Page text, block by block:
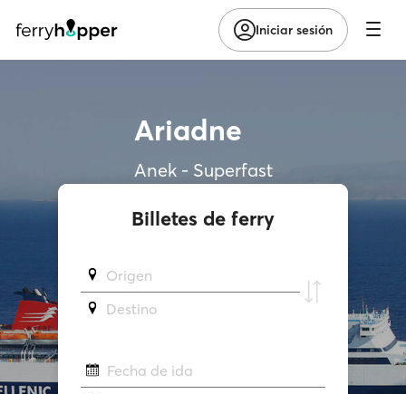
Iniciar sesión
Ariadne
Anek - Superfast
Billetes de ferry
Origen
Destino
Fecha de ida